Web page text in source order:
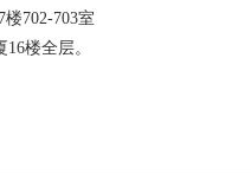
702-703室
楼全层。